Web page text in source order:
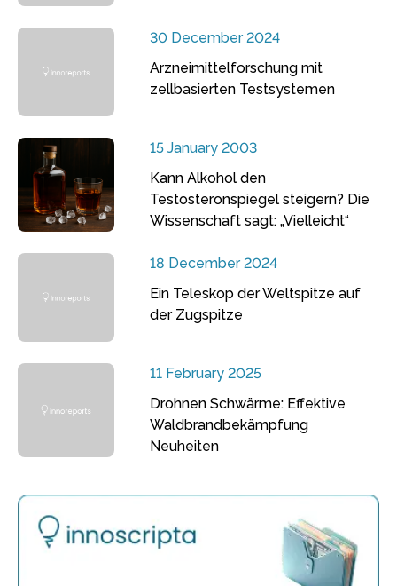
30 December 2024
Arzneimittelforschung mit
zellbasierten Testsystemen
15 January 2003
Kann Alkohol den
Testosteronspiegel steigern? Die
Wissenschaft sagt: „Vielleicht“
18 December 2024
Ein Teleskop der Weltspitze auf
der Zugspitze
11 February 2025
Drohnen Schwärme: Effektive
Waldbrandbekämpfung
Neuheiten